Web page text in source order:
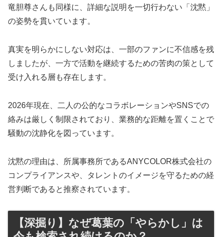
竜胆尊さんも同様に、詳細な説明を一切行わない「沈黙」
の姿勢を貫いています。
真実を明らかにしない対応は、一部のファンに不信感を残
しましたが、一方で活動を継続するための苦肉の策として
受け入れる層も存在します。
2026年現在、二人の公的なコラボレーションやSNSでの
絡みは厳しく制限されており、業務的な距離を置くことで
騒動の沈静化を図っています。
沈黙の理由は、所属事務所であるANYCOLOR株式会社の
コンプライアンスや、タレントのイメージを守るための経
営判断であると推察されています。
【深掘り】なぜ葛葉の「やらかし」は